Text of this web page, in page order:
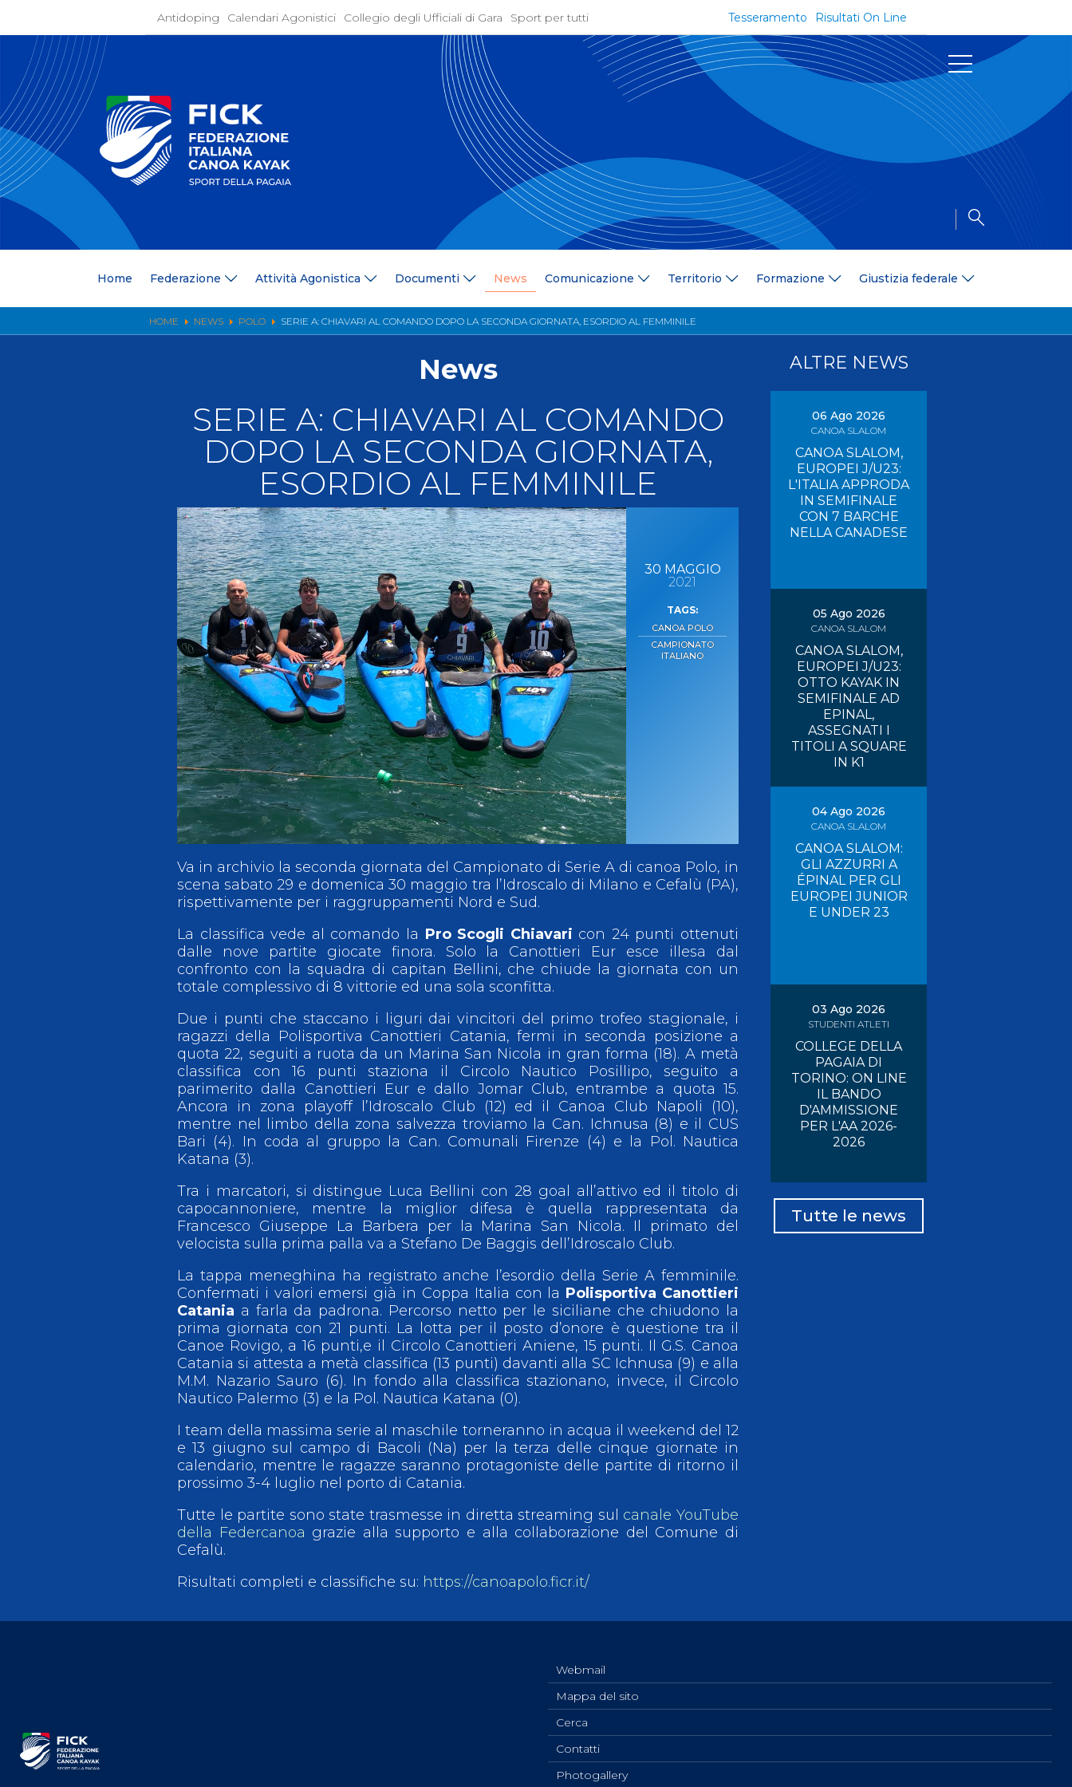
Antidoping Calendari Agonistici Collegio degli Ufficiali di Gara Sport per tutti Risultati On Line
Tesseramento
Home Federazione Attività Agonistica Documenti News Comunicazione Territorio Formazione Giustizia federale
HOME NEWS POLO SERIE A: CHIAVARI AL COMANDO DOPO LA SECONDA GIORNATA, ESORDIO AL FEMMINILE
Home
Whistleblowing
Attività Agonistica
Convocazioni
Documentazione Tecnica
Risultati On Line
Classifiche
FICK Coach
Dual Career
Documenti
Regolamenti e Codici
Delibere
Amministrazione Trasparente
News Comunicazione
Ufficio Stampa
Territorio
Comitati/Delegati Regionali
Formazione
Pagaia Azzurra
Nuova Canoa Ricerca
Canoa Kayak on-line
Convegni e Documenti
Albo Tecnici
Contatti e organigramma
Regolamento di Giustizia
Invito Pubblico Organi di Giustizia
Corte D'Appello Federale
Giudice Sportivo Nazionale
Antidoping Calendari Agonistici Collegio degli Ufficiali di Gara Risultati On Line Tesseramento
Mappa del sito Cerca Contatti Photogallery Videogallery Whistleblowing Federazione Trasparente
Safeguarding
Privacy Policy
Cookie policy
News
SERIE A: CHIAVARI AL COMANDO
DOPO LA SECONDA GIORNATA,
ESORDIO AL FEMMINILE
30 MAGGIO
2021
CANOA POLO
CAMPIONATO
ITALIANO
Va in archivio la seconda giornata del Campionato di Serie A di canoa Polo, in
scena sabato 29 e domenica 30 maggio tra l’Idroscalo di Milano e Cefalù (PA),
rispettivamente per i raggruppamenti Nord e Sud.
La classifica vede al comando la Pro Scogli Chiavari con 24 punti ottenuti
dalle nove partite giocate finora. Solo la Canottieri Eur esce illesa dal
confronto con la squadra di capitan Bellini, che chiude la giornata con un
totale complessivo di 8 vittorie ed una sola sconfitta.
Due i punti che staccano i liguri dai vincitori del primo trofeo stagionale, i
ragazzi della Polisportiva Canottieri Catania, fermi in seconda posizione a
quota 22, seguiti a ruota da un Marina San Nicola in gran forma (18). A metà
classifica con 16 punti staziona il Circolo Nautico Posillipo, seguito a
parimerito dalla Canottieri Eur e dallo Jomar Club, entrambe a quota 15.
Ancora in zona playoff l’Idroscalo Club (12) ed il Canoa Club Napoli (10),
mentre nel limbo della zona salvezza troviamo la Can. Ichnusa (8) e il CUS
Bari (4). In coda al gruppo la Can. Comunali Firenze (4) e la Pol. Nautica
Katana (3).
Tra i marcatori, si distingue Luca Bellini con 28 goal all’attivo ed il titolo di
capocannoniere, mentre la miglior difesa è quella rappresentata da
Francesco Giuseppe La Barbera per la Marina San Nicola. Il primato del
velocista sulla prima palla va a Stefano De Baggis dell’Idroscalo Club.
La tappa meneghina ha registrato anche l’esordio della Serie A femminile.
Confermati i valori emersi già in Coppa Italia con la Polisportiva Canottieri
Catania a farla da padrona. Percorso netto per le siciliane che chiudono la
prima giornata con 21 punti. La lotta per il posto d’onore è questione tra il
Canoe Rovigo, a 16 punti,e il Circolo Canottieri Aniene, 15 punti. Il G.S. Canoa
Catania si attesta a metà classifica (13 punti) davanti alla SC Ichnusa (9) e alla
M.M. Nazario Sauro (6). In fondo alla classifica stazionano, invece, il Circolo
Nautico Palermo (3) e la Pol. Nautica Katana (0).
I team della massima serie al maschile torneranno in acqua il weekend del 12
e 13 giugno sul campo di Bacoli (Na) per la terza delle cinque giornate in
calendario, mentre le ragazze saranno protagoniste delle partite di ritorno il
prossimo 3-4 luglio nel porto di Catania.
Tutte le partite sono state trasmesse in diretta streaming sul canale YouTube
della Federcanoa grazie alla supporto e alla collaborazione del Comune di
Cefalù.
Risultati completi e classifiche su: https://canoapolo.ficr.it/
ALTRE NEWS
06 Ago 2026
CANOA SLALOM
CANOA SLALOM,
EUROPEI J/U23:
L'ITALIA APPRODA
IN SEMIFINALE
CON 7 BARCHE
NELLA CANADESE
05 Ago 2026
CANOA SLALOM
CANOA SLALOM,
EUROPEI J/U23:
OTTO KAYAK IN
SEMIFINALE AD
EPINAL,
ASSEGNATI I
TITOLI A SQUARE
IN K1
04 Ago 2026
CANOA SLALOM
CANOA SLALOM:
GLI AZZURRI A
ÉPINAL PER GLI
EUROPEI JUNIOR
E UNDER 23
03 Ago 2026
STUDENTI ATLETI
COLLEGE DELLA
PAGAIA DI
TORINO: ON LINE
IL BANDO
D'AMMISSIONE
PER L'AA 2026-
2026
Tutte le news
Webmail
Mappa del sito
Cerca
Contatti
Photogallery